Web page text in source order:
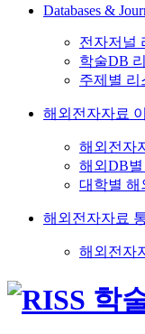
Databases &
전자저널
학술DB
주제별 리
해외전자자료
해외전자
해외DB
대학별 해
해외전자자료
해외전자